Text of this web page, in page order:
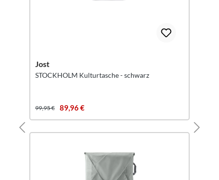
Jost
STOCKHOLM Kulturtasche - schwarz
99,95 € 89,96 €